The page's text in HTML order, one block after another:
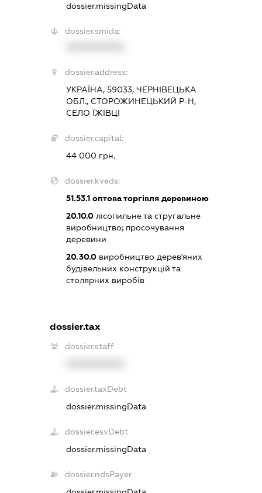
dossier.missingData
dossier.smida:
dossier.address:
УКРАЇНА, 59033, ЧЕРНІВЕЦЬКА
ОБЛ., СТОРОЖИНЕЦЬКИЙ Р-Н,
СЕЛО ЇЖІВЦІ
dossier.capital:
44 000 грн.
dossier.kveds:
51.53.1оптова торгівля деревиною
20.10.0лісопильне та стругальне
виробництво; просочування
деревини
20.30.0виробництво дерев'яних
будівельних конструкцій та
столярних виробів
dossier.tax
dossier.staff
dossier.taxDebt
dossier.missingData
dossier.esvDebt
dossier.missingData
dossier.ndsPayer